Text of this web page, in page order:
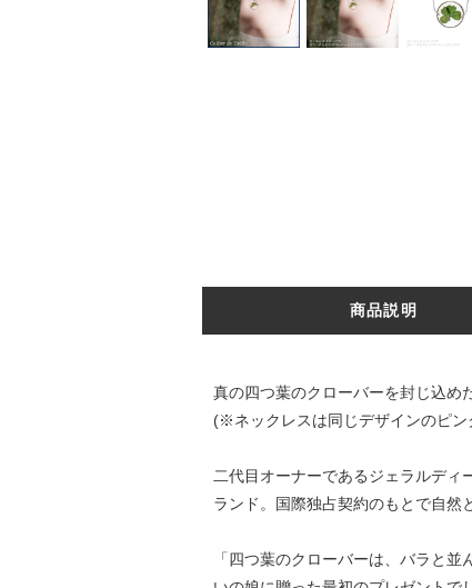
商品説明
真の四つ葉のクローバーを封じ込め
(※ネックレスは同じデザインのピン
二代目オーナーであるジェラルデ
ランド。国際独占契約のもとで自然
「四つ葉のクローバーは、バラと